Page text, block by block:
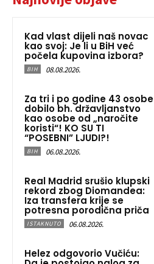
Kad vlast dijeli naš novac
kao svoj: Je li u BiH već
počela kupovina izbora?
BIH 08.08.2026.
Za tri i po godine 43 osobe
dobilo bh. državljanstvo
kao osobe od „naročite
koristi“! KO SU TI
“POSEBNI” LJUDI?!
BIH 06.08.2026.
Real Madrid srušio klupski
rekord zbog Diomandea:
Iza transfera krije se
potresna porodična priča
ISTAKNUTO 06.08.2026.
Helez odgovorio Vučiću: